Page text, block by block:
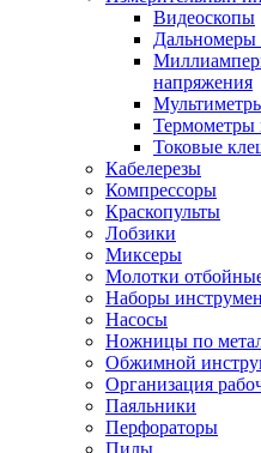
Видеоскопы
напряжения
Термометры
Токовые
Кабелерезы
Компрессоры
Краскопульты
Лобзики
Миксеры
Молотки
Наборы
Насосы
Ножницы по
Обжимной
Организация
Паяльники
Перфораторы
Пилы